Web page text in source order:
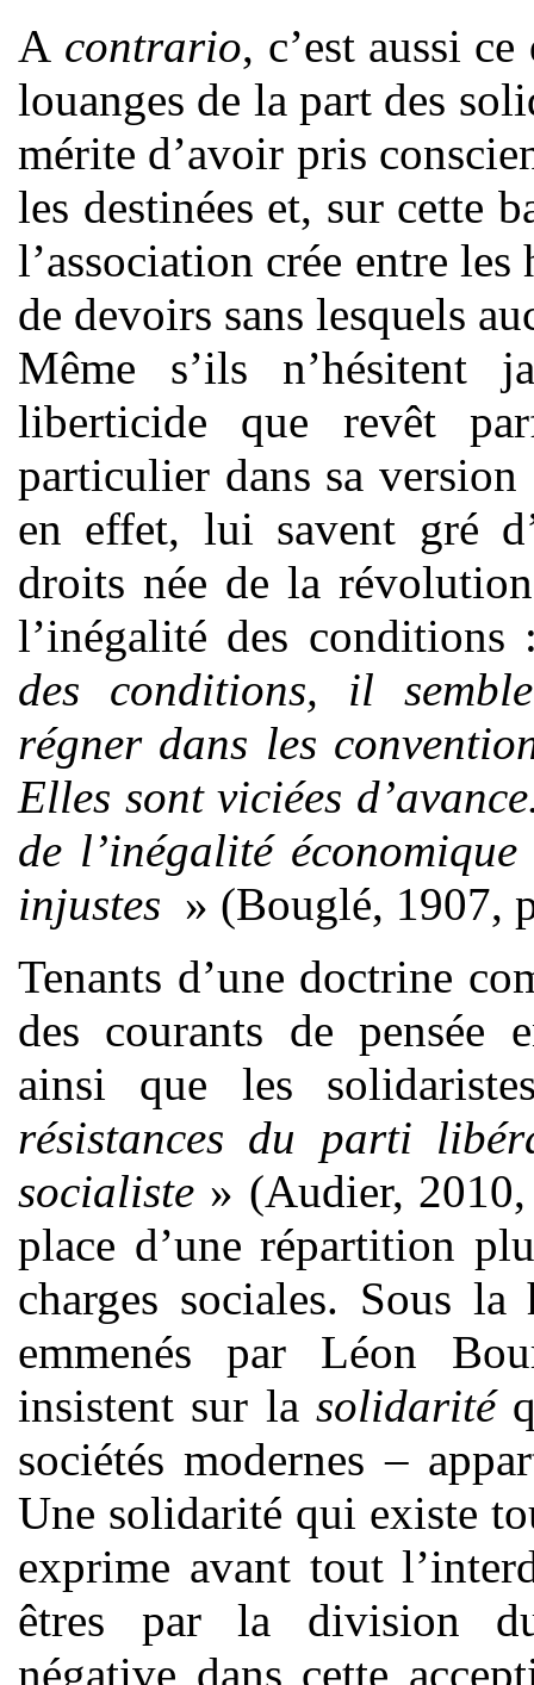
A contrario, c’est aussi
louanges de la part des
mérite d’avoir pris
les destinées et, sur cette
l’association crée entre
de devoirs sans lesquels
Même s’ils n’hésitent
liberticide que revêt
particulier dans sa
en effet, lui savent gré
droits née de la
l’inégalité des
des conditions, il
régner dans les
Elles sont viciées
de l’inégalité
injustes » (Bouglé, 1907,
Tenants d’une doctrine
des courants de pensée
ainsi que les
résistances du parti
socialiste » (Audier,
place d’une répartition
charges sociales. Sous la
emmenés par Léon
insistent sur la solidarité
sociétés modernes –
Une solidarité qui existe
exprime avant tout
êtres par la division
négative dans cette